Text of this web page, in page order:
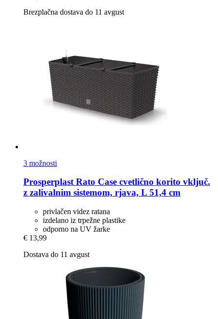
Brezplačna dostava do 11 avgust
3 možnosti
ProsperplastRato Case cvetlično korito vključ.
z zalivalnim sistemom, rjava, L 51,4 cm
privlačen videz ratana
izdelano iz trpežne plastike
odporno na UV žarke
€ 13,99
Dostava do 11 avgust